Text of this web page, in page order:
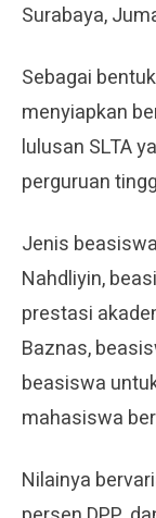
Surabaya,
Sebagai
menyiapkan
lulusan SLTA
perguruan
Jenis
Nahdliyin,
prestasi
Baznas,
beasiswa
mahasiswa
Nilainya